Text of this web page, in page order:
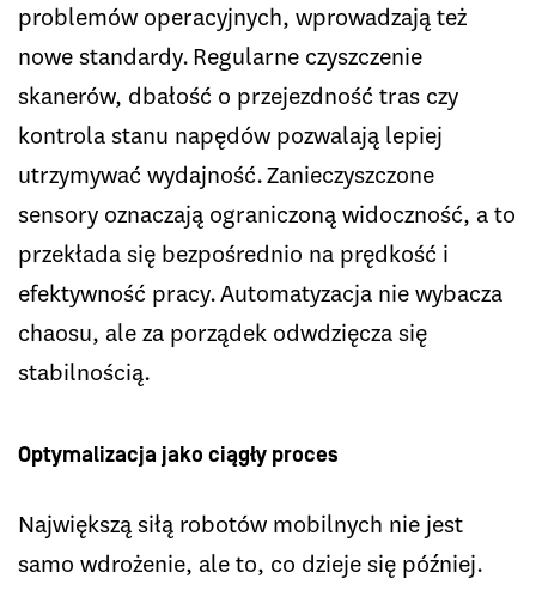
problemów operacyjnych, wprowadzają też
nowe standardy. Regularne czyszczenie
skanerów, dbałość o przejezdność tras czy
kontrola stanu napędów pozwalają lepiej
utrzymywać wydajność. Zanieczyszczone
sensory oznaczają ograniczoną widoczność, a to
przekłada się bezpośrednio na prędkość i
efektywność pracy. Automatyzacja nie wybacza
chaosu, ale za porządek odwdzięcza się
stabilnością.
Optymalizacja jako ciągły proces
Największą siłą robotów mobilnych nie jest
samo wdrożenie, ale to, co dzieje się później.